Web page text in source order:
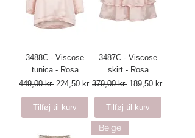
3488C - Viscose
tunica - Rosa
Regulær pris
449,00 kr. Salgspris
224,50 kr.
Tilføj til kurv
3487C - Viscose
skirt - Rosa
Regulær pris
379,00 kr. Salgspris
189,50 kr.
Tilføj til kurv
Beige